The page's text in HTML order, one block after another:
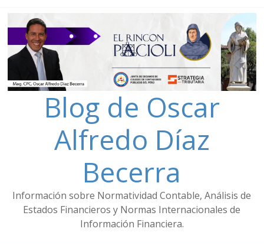
Blog de Oscar
Alfredo Díaz
Becerra
Información sobre Normatividad Contable, Análisis de
Estados Financieros y Normas Internacionales de
Información Financiera.